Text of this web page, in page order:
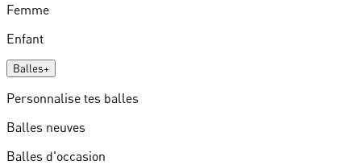
Femme
Enfant
Balles+
Personnalise tes balles
Balles neuves
Balles d'occasion